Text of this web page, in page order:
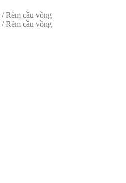
/Rèm cầu vồng
/Rèm cầu vồng